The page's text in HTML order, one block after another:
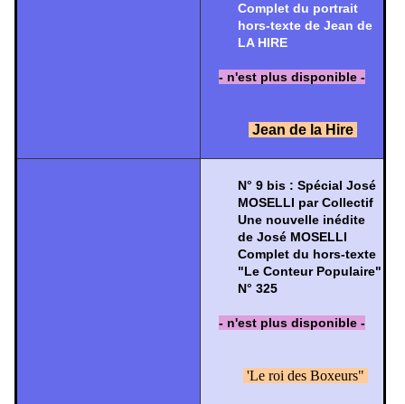
Complet du portrait
hors-texte de Jean de
LA HIRE
- n'est plus disponible -
Jean de la Hire
N° 9 bis : Spécial José
MOSELLI par Collectif
Une nouvelle inédite
de José MOSELLI
Complet du hors-texte
"Le Conteur Populaire"
N° 325
- n'est plus disponible -
'Le roi des Boxeurs"